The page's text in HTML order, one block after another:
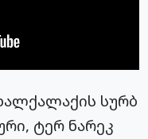
სურბ
ტერ ნარეკ